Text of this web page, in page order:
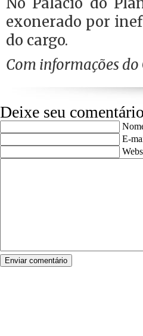
exonerado por
do cargo.
Com informações do
Deixe seu comentário
E-